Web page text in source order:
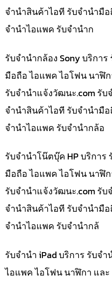
จำนำสินค้าไอที รับจำนำมื
จำนำไอแพค รับจำนำก
รับจำนำกล้อง Sony บริกา
มือถือ ไอแพค ไอโฟน นาฬิ
รับจํานําแจ้งวัฒนะ.com รับ
จำนำสินค้าไอที รับจำนำมื
จำนำไอแพค รับจำนำกล้อ
รับจำนำโน๊ตบุ๊ค HP บริกา
มือถือ ไอแพค ไอโฟน นาฬิ
รับจํานําแจ้งวัฒนะ.com รับ
จำนำสินค้าไอที รับจำนำมื
จำนำไอแพค รับจำนำกล้
รับจำนำ iPad บริการ รับจ
ไอแพค ไอโฟน นาฬิกา แล